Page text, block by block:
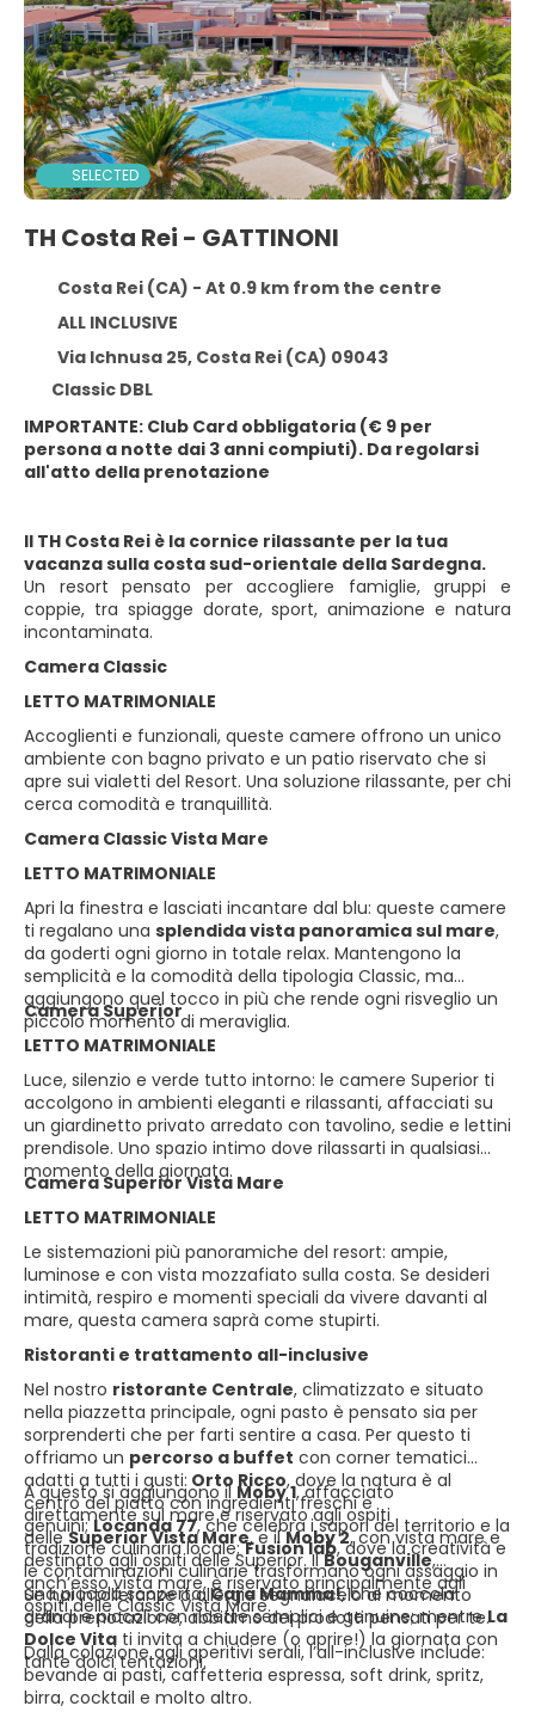
SELECTED
TH Costa Rei - GATTINONI
Costa Rei (CA) - At 0.9 km from the centre
ALL INCLUSIVE
Via Ichnusa 25, Costa Rei (CA) 09043
Classic DBL
IMPORTANTE: Club Card obbligatoria (€ 9 per
persona a notte dai 3 anni compiuti). Da regolarsi
all'atto della prenotazione
Il TH Costa Rei è la cornice rilassante per la tua
vacanza sulla costa sud-orientale della Sardegna.
Un resort pensato per accogliere famiglie, gruppi e
coppie, tra spiagge dorate, sport, animazione e natura
incontaminata.
Camera Classic
LETTO MATRIMONIALE
Accoglienti e funzionali, queste camere offrono un unico
ambiente con bagno privato e un patio riservato che si
apre sui vialetti del Resort. Una soluzione rilassante, per chi
cerca comodità e tranquillità.
Camera Classic Vista Mare
LETTO MATRIMONIALE
Apri la finestra e lasciati incantare dal blu: queste camere
ti regalano una splendida vista panoramica sul mare,
da goderti ogni giorno in totale relax. Mantengono la
semplicità e la comodità della tipologia Classic, ma
aggiungono quel tocco in più che rende ogni risveglio un
piccolo momento di meraviglia.
Camera Superior
LETTO MATRIMONIALE
Luce, silenzio e verde tutto intorno: le camere Superior ti
accolgono in ambienti eleganti e rilassanti, affacciati su
un giardinetto privato arredato con tavolino, sedie e lettini
prendisole. Uno spazio intimo dove rilassarti in qualsiasi
momento della giornata.
Camera Superior Vista Mare
LETTO MATRIMONIALE
Le sistemazioni più panoramiche del resort: ampie,
luminose e con vista mozzafiato sulla costa. Se desideri
intimità, respiro e momenti speciali da vivere davanti al
mare, questa camera saprà come stupirti.
Ristoranti e trattamento all-inclusive
Nel nostro ristorante Centrale, climatizzato e situato
nella piazzetta principale, ogni pasto è pensato sia per
sorprenderti che per farti sentire a casa. Per questo ti
offriamo un percorso a buffet con corner tematici
adatti a tutti i gusti: Orto Ricco, dove la natura è al
centro del piatto con ingredienti freschi e
genuini; Locanda 77, che celebra i sapori del territorio e la
tradizione culinaria locale;Fusion lab, dove la creatività e
le contaminazioni culinarie trasformano ogni assaggio in
una piccola scoperta;Cara Mamma!, che coccola
grandi e piccoli con ricette semplici e genuine; mentreLa
Dolce Vita ti invita a chiudere (o aprire!) la giornata con
tante dolci tentazioni.
A questo si aggiungono il Moby 1, affacciato
direttamente sul mare e riservato agli ospiti
delleSuperior Vista Mare, e ilMoby 2, con vista mare e
destinato agli ospiti delle Superior. IlBouganville,
anch’esso vista mare, è riservato principalmente agli
ospiti delle Classic Vista Mare.
Se hai intolleranze o allergie segnalacelo al momento
della prenotazione, abbiamo dei prodotti pensati per te.
Dalla colazione agli aperitivi serali, l’all-inclusive include:
bevande ai pasti, caffetteria espressa, soft drink, spritz,
birra, cocktail e molto altro.